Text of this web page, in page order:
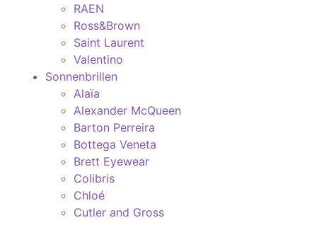
RAEN
Ross&Brown
Saint Laurent
Valentino
Sonnenbrillen
Alaïa
Alexander McQueen
Barton Perreira
Bottega Veneta
Brett Eyewear
Colibris
Chloé
Cutler and Gross